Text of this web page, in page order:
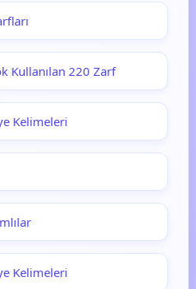
Kullanılan 220 Zarf
Kelimeleri
Kelimeleri